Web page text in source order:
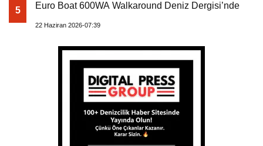
5 Euro Boat 600WA Walkaround Deniz Dergisi’nde
22 Haziran 2026-07:39